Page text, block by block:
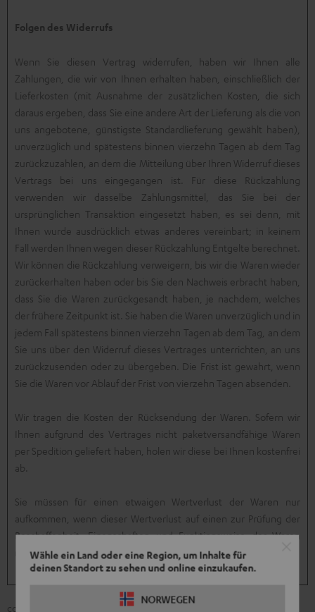
Wähle ein Land oder eine Region, um Inhalte für
deinen Standort zu sehen und online einzukaufen.
NORWEGEN
Folgen des Widerrufs
Wenn Sie diesen Vertrag widerrufen, haben wir Ihnen alle
Zahlungen, die wir von Ihnen erhalten haben, einschließlich der
Lieferkosten (mit Ausnahme der zusätzlichen Kosten, die sich
daraus ergeben, dass Sie eine andere Art der Lieferung als die von
uns angebotene, günstigste Standardlieferung gewählt haben),
unverzüglich und spätestens binnen vierzehn Tagen ab dem Tag
zurückzuzahlen, an dem die Mitteilung über Ihren Widerruf dieses
Vertrags bei uns eingegangen ist. Für diese Rückzahlung
verwenden wir dasselbe Zahlungsmittel, das Sie bei der
ursprünglichen Transaktion eingesetzt haben, es sei denn, mit
Ihnen wurde ausdrücklich etwas anderes vereinbart; in keinem
Fall werden Ihnen wegen dieser Rückzahlung Entgelte berechnet.
Wir können die Rückzahlung verweigern, bis wir die Waren wieder
zurückerhalten haben oder bis Sie den Nachweis erbracht haben,
dass Sie die Waren zurückgesandt haben, je nachdem, welches
der frühere Zeitpunkt ist. Sie haben die Waren unverzüglich und in
jedem Fall spätestens binnen vierzehn Tagen ab dem Tag, an dem
Sie uns über den Widerruf dieses Vertrages unterrichten, an uns
zurückzusenden oder zu übergeben. Die Frist ist gewahrt, wenn
Sie die Waren vor Ablauf der Frist von vierzehn Tagen absenden.
Wir tragen die Kosten der Rücksendung der Waren. Sofern wir
Ihnen aufgrund des Vertrages nicht paketversandfähige Waren
per Spedition geliefert haben, holen wir diese bei Ihnen kostenfrei
ab.
Sie müssen für einen etwaigen Wertverlust der Waren nur
aufkommen, wenn dieser Wertverlust auf einen zur Prüfung der
Beschaffenheit, Eigenschaften und Funktionsweise der Waren
nicht notwendigen Umgang mit ihnen zurückzuführen ist.
cc) Muster-Widerrufsformular und Ausnahmen vom Widerrufsrecht